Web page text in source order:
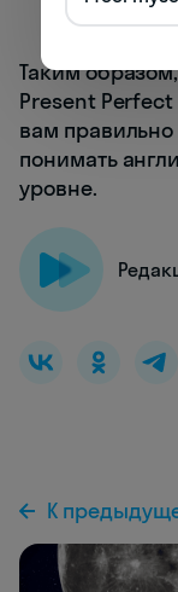
только что
Таким
Present
вам
понимать
уровне.
К